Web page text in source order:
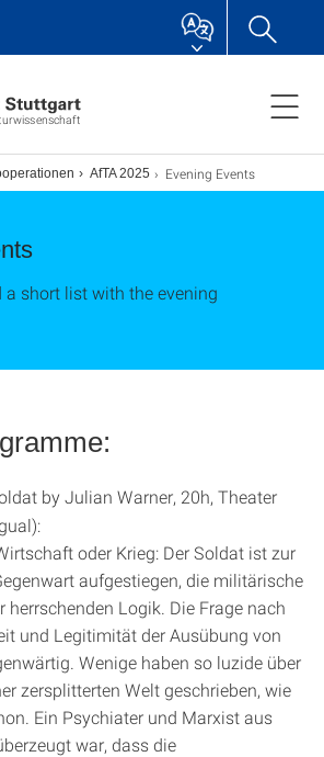
AfTA 2025 Evening Events
a short list with the evening
by Julian Warner, 20h, Theater
oder Krieg: Der Soldat ist zur
aufgestiegen, die militärische
herrschenden Logik. Die Frage nach
und Legitimität der Ausübung von
Wenige haben so luzide über
zersplitterten Welt geschrieben, wie
Ein Psychiater und Marxist aus
war, dass die